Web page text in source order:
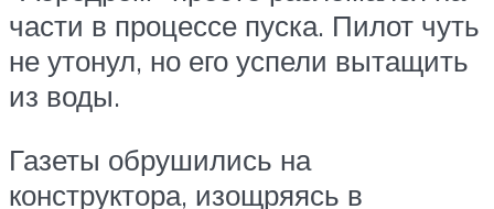
части в процессе пуска. Пилот чуть
не утонул, но его успели вытащить
из воды.
Газеты обрушились на
конструктора, изощряясь в